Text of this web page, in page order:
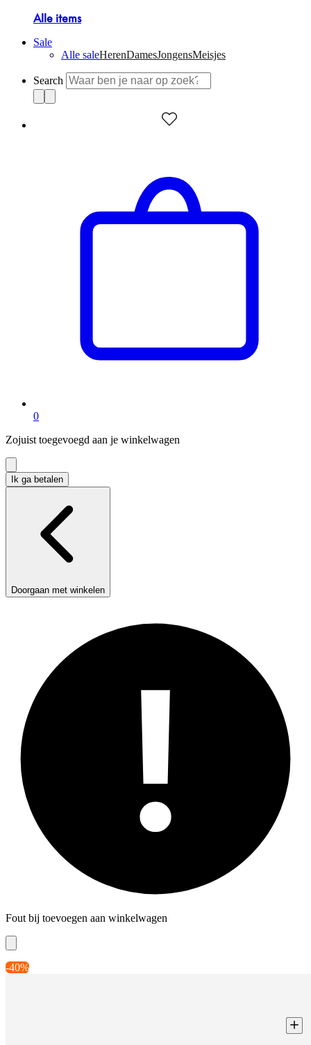
Alle items
Sale
Alle saleHerenDamesJongensMeisjes
Search
0artikelen
winkelwagen
Zojuist toegevoegd aan je winkelwagen
Ik ga betalen
Doorgaan met winkelen
Fout bij toevoegen aan winkelwagen
-40%